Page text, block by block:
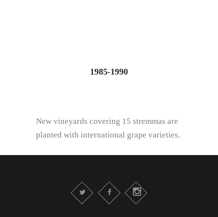
1985-1990
New vineyards covering 15 stremmas are
planted with international grape varieties.